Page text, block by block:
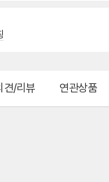
견/리뷰 연관상품